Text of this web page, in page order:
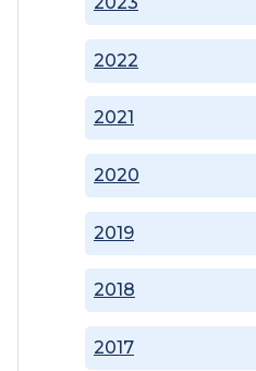
2017
2018
2019
2020
2021
2022